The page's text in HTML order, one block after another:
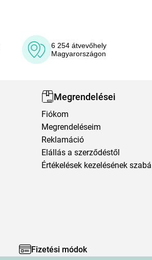
6 254 átvevőhely
Magyarországon
Megrendelései
Fiókom
Megrendeléseim
Reklamáció
Elállás a szerződéstől
Értékelések kezelésének
Fizetési módok